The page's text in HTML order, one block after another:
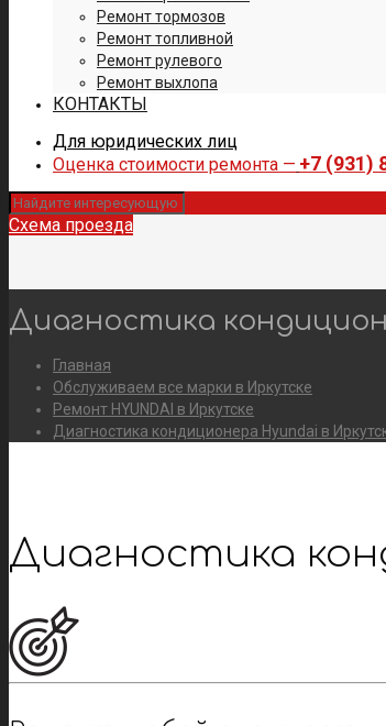
Ремонт тормозов
Ремонт топливной
Ремонт рулевого
Ремонт выхлопа
КОНТАКТЫ
Для юридических лиц
Оценка стоимости ремонта — +7 (931)
Схема проезда
Диагностика
Главная
Обслуживаем все марки в Иркутске
Ремонт HYUNDAI в Иркутске
Диагностика кондиционера Hyundai в
Диагностика